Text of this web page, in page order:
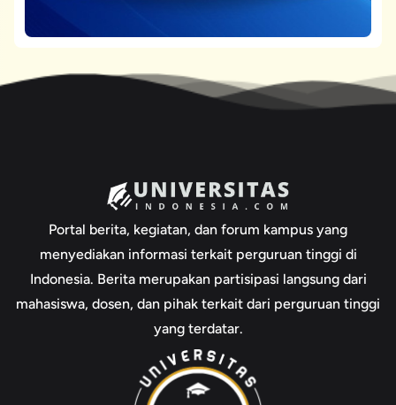
Portal berita, kegiatan, dan forum kampus yang
menyediakan informasi terkait perguruan tinggi di
Indonesia. Berita merupakan partisipasi langsung dari
mahasiswa, dosen, dan pihak terkait dari perguruan tinggi
yang terdatar.